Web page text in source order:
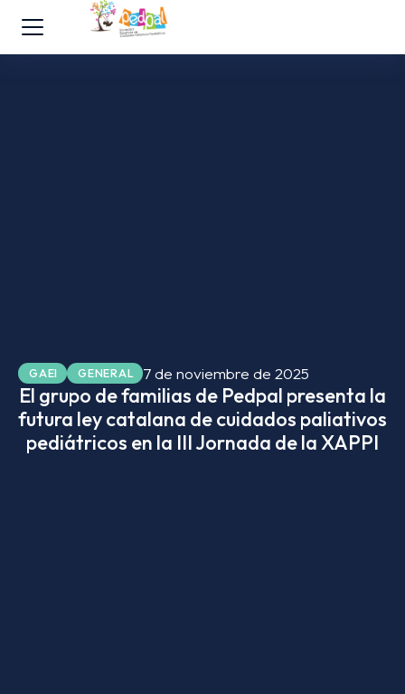
GAEI GENERAL 7 de noviembre de 2025
El grupo de familias de Pedpal presenta la
futura ley catalana de cuidados paliativos
pediátricos en la III Jornada de la XAPPI